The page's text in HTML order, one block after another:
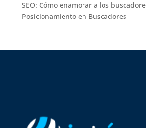
SEO: Cómo enamorar a los
Posicionamiento en Buscadores